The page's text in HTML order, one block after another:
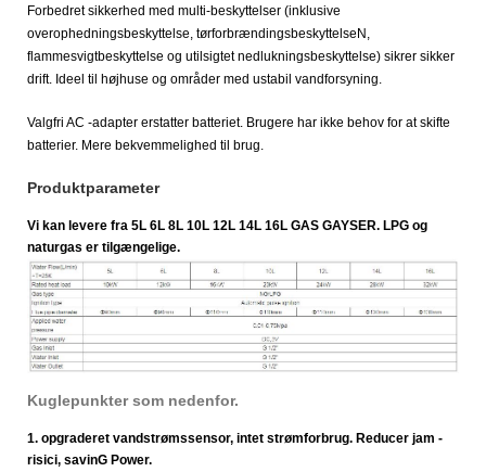
Forbedret sikkerhed med multi-beskyttelser (inklusive
overophedningsbeskyttelse, tørforbrændingsbeskyttelse N,
flammesvigtbeskyttelse og utilsigtet nedlukningsbeskyttelse) sikrer sikker
drift. Ideel til højhuse og områder med ustabil vandforsyning.
Valgfri AC -adapter erstatter batteriet. Brugere har ikke behov for at skifte
batterier. Mere bekvemmelighed til brug.
Produktparameter
Vi kan levere fra 5L 6L 8L 10L 12L 14L 16L GAS GAYSER. LPG og
naturgas er tilgængelige.
Kuglepunkter som nedenfor.
1. opgraderet vandstrømssensor, intet strømforbrug. Reducer jam -
risici, savinG Power.